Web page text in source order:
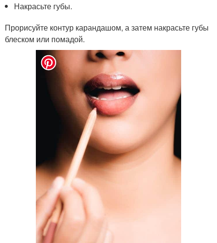
Накрасьте губы.
Прорисуйте контур карандашом, а затем накрасьте губы
блеском или помадой.